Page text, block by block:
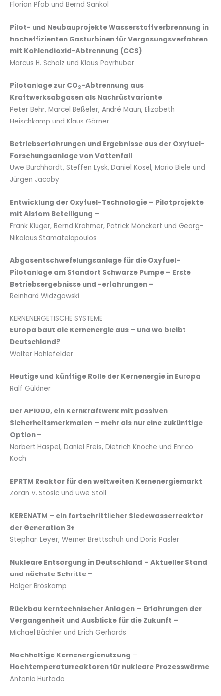
Florian Pfab und Bernd Sankol
Pilot- und Neubauprojekte Wasserstoffverbrennung in
hocheffizienten Gasturbinen für Vergasungsverfahren
mit Kohlendioxid-Abtrennung (CCS)
Marcus H. Scholz und Klaus Payrhuber
Pilotanlage zur CO2-Abtrennung aus
Kraftwerksabgasen als Nachrüstvariante
Peter Behr, Marcel Beßeler, André Maun, Elizabeth
Heischkamp und Klaus Görner
Betriebserfahrungen und Ergebnisse aus der Oxyfuel-
Forschungsanlage von Vattenfall
Uwe Burchhardt, Steffen Lysk, Daniel Kosel, Mario Biele und
Jürgen Jacoby
Entwicklung der Oxyfuel-Technologie – Pilotprojekte
mit Alstom Beteiligung –
Frank Kluger, Bernd Krohmer, Patrick Mönckert und Georg-
Nikolaus Stamatelopoulos
Abgasentschwefelungsanlage für die Oxyfuel-
Pilotanlage am Standort Schwarze Pumpe – Erste
Betriebsergebnisse und -erfahrungen –
Reinhard Widzgowski
KERNENERGETISCHE SYSTEME
Europa baut die Kernenergie aus – und wo bleibt
Deutschland?
Walter Hohlefelder
Heutige und künftige Rolle der Kernenergie in Europa
Ralf Güldner
Der AP1000, ein Kernkraftwerk mit passiven
Sicherheitsmerkmalen – mehr als nur eine zukünftige
Option –
Norbert Haspel, Daniel Freis, Dietrich Knoche und Enrico
Koch
EPRTM Reaktor für den weltweiten Kernenergiemarkt
Zoran V. Stosic und Uwe Stoll
KERENATM – ein fortschrittlicher Siedewasserreaktor
der Generation 3+
Stephan Leyer, Werner Brettschuh und Doris Pasler
Nukleare Entsorgung in Deutschland – Aktueller Stand
und nächste Schritte –
Holger Bröskamp
Rückbau kerntechnischer Anlagen – Erfahrungen der
Vergangenheit und Ausblicke für die Zukunft –
Michael Bächler und Erich Gerhards
Nachhaltige Kernenergienutzung –
Hochtemperaturreaktoren für nukleare Prozesswärme
Antonio Hurtado